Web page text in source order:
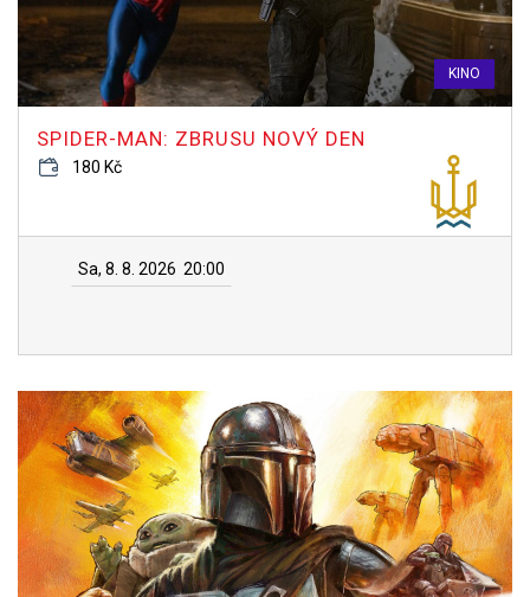
KINO
SPIDER-MAN: ZBRUSU NOVÝ DEN
180 Kč
Sa, 8. 8. 2026 20:00